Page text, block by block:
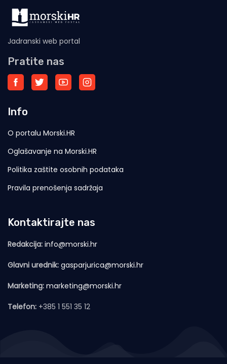
Jadranski web portal
Pratite nas
Info
O portalu Morski.HR
Oglašavanje na Morski.HR
Politika zaštite osobnih podataka
Pravila prenošenja sadržaja
Kontaktirajte nas
Redakcija: info@morski.hr
Glavni urednik: gasparjurica@morski.hr
Marketing: marketing@morski.hr
Telefon: +385 1 551 35 12